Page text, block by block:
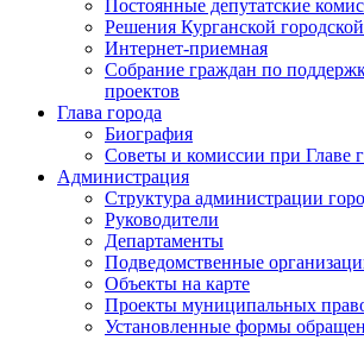
Постоянные депутатские
Решения Курганской
Интернет-приемная
Собрание граждан по
проектов
Глава города
Биография
Советы и комиссии при Главе
Администрация
Структура администрации
Руководители
Департаменты
Подведомственные
Объекты на карте
Проекты муниципальных
Установленные формы